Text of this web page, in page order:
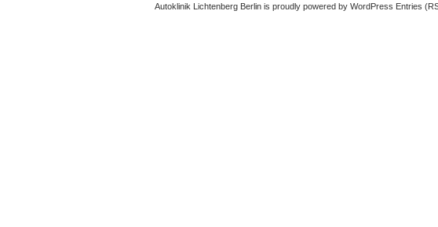
Autoklinik Lichtenberg Berlin is proudly powered by WordPress Entries